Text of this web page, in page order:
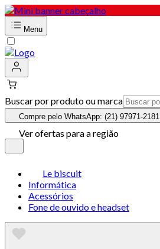
Menu
Buscar por produto ou marca
Compre pelo WhatsApp: (21) 97971-2181
Ver ofertas para a região
Le biscuit
Informática
Acessórios
Fone de ouvido e headset